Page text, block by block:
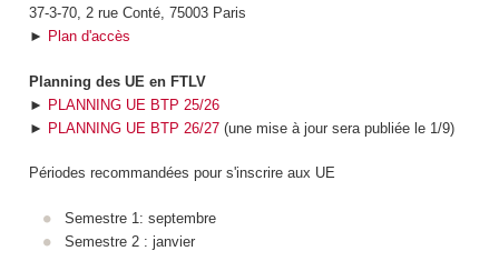
37-3-70, 2 rue Conté, 75003 Paris
► Plan d'accès
Planning des UE en FTLV
► PLANNING UE BTP 25/26
► PLANNING UE BTP 26/27(une mise à jour sera publiée le 1/9)
Périodes recommandées pour s'inscrire aux UE
Semestre 1: septembre
Semestre 2 : janvier